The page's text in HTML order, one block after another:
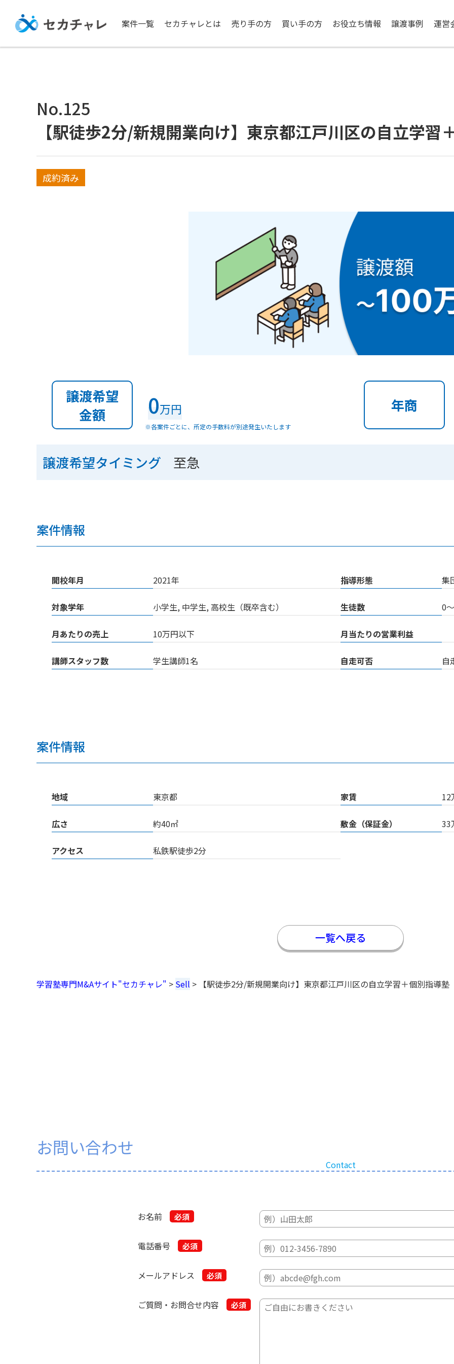
案件一覧 セカチャレとは 売り手の方 買い手の方 お役立ち情報 譲渡事例 運営
No.125
【駅徒歩2分/新規開業向け】東京都江戸川区の自立学習
成約済み
譲渡希望
金額
0万円
※各案件ごとに、所定の手数料が別途発生いたします
年商
譲渡希望タイミング 至急
案件情報
開校年月 2021年 指導形態 集
対象学年 小学生, 中学生, 高校生（既卒含む） 生徒数 0
月あたりの売上 10万円以下 月当たりの営業利益
講師スタッフ数 学生講師1名 自走可否 自
案件情報
地域 東京都 家賃 12
広さ 約40㎡ 敷金（保証金） 33
アクセス 私鉄駅徒歩2分
一覧へ戻る
学習塾専門M&Aサイト"セカチャレ" > Sell > 【駅徒歩2分/新規開業向け】東京都江戸川区の自立学習＋個別指導塾
お問い合わせ
Contact
お名前
電話番号
メールアドレス
ご質問・お問合せ内容